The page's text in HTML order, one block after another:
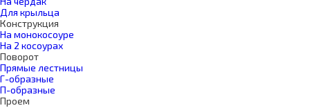
Для крыльца
Конструкция
На монокосоуре
На 2 косоурах
Поворот
Прямые лестницы
Г-образные
П-образные
Проем